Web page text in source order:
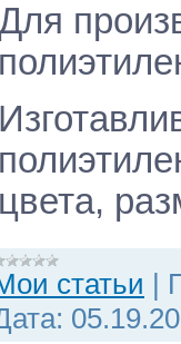
цвета,
статьи |